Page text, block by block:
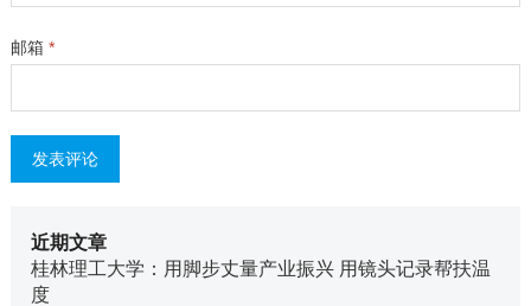
邮箱 *
近期文章
桂林理工大学：用脚步丈量产业振兴 用镜头记录帮扶温
度